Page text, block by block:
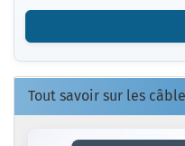
D'ARTICLE
NOTRE
CATALOGUE.
Tout savoir sur les